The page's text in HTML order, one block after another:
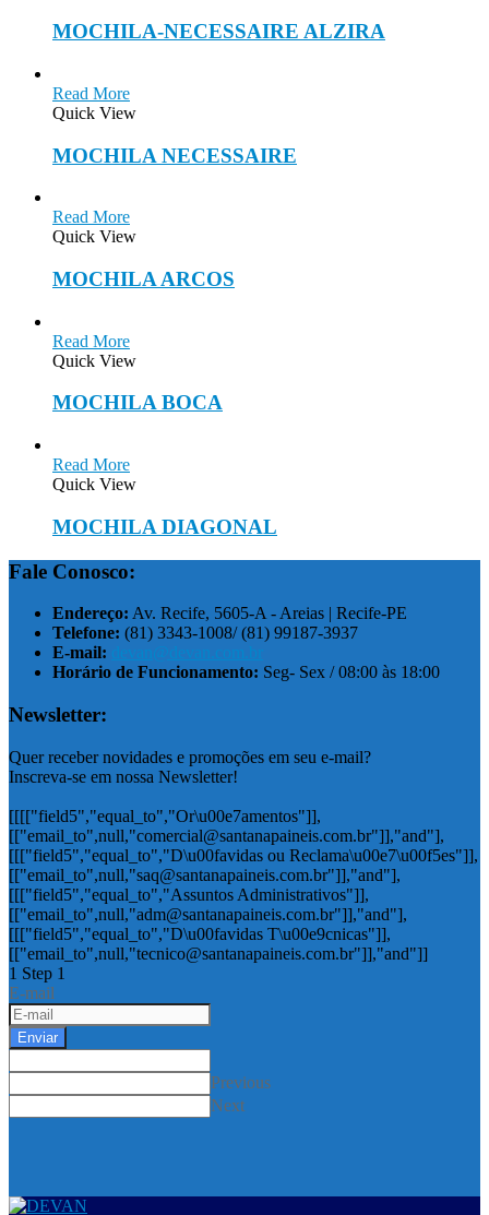
MOCHILA-NECESSAIRE ALZIRA
Read More
Quick View
MOCHILA NECESSAIRE
Read More
Quick View
MOCHILA ARCOS
Read More
Quick View
MOCHILA BOCA
Read More
Quick View
MOCHILA DIAGONAL
Fale Conosco:
Endereço: Av. Recife, 5605-A - Areias | Recife-PE
Telefone: (81) 3343-1008/ (81) 99187-3937
E-mail: devan@devan.com.br
Horário de Funcionamento: Seg- Sex / 08:00 às 18:00
Newsletter:
Quer receber novidades e promoções em seu e-mail?
Inscreva-se em nossa Newsletter!
[[[["field5","equal_to","Or\u00e7amentos"]],
[["email_to",null,"comercial@santanapaineis.com.br"]],"and"],
[[["field5","equal_to","D\u00favidas ou Reclama\u00e7\u00f5es"]],
[["email_to",null,"saq@santanapaineis.com.br"]],"and"],
[[["field5","equal_to","Assuntos Administrativos"]],
[["email_to",null,"adm@santanapaineis.com.br"]],"and"],
[[["field5","equal_to","D\u00favidas T\u00e9cnicas"]],
[["email_to",null,"tecnico@santanapaineis.com.br"]],"and"]]
1 Step 1
E-mail
Enviar
Previous
Next